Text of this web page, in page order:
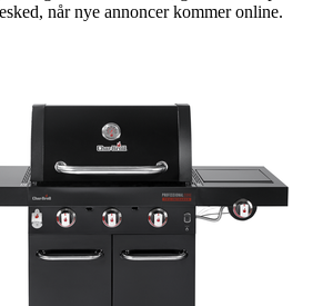
når nye annoncer kommer online.